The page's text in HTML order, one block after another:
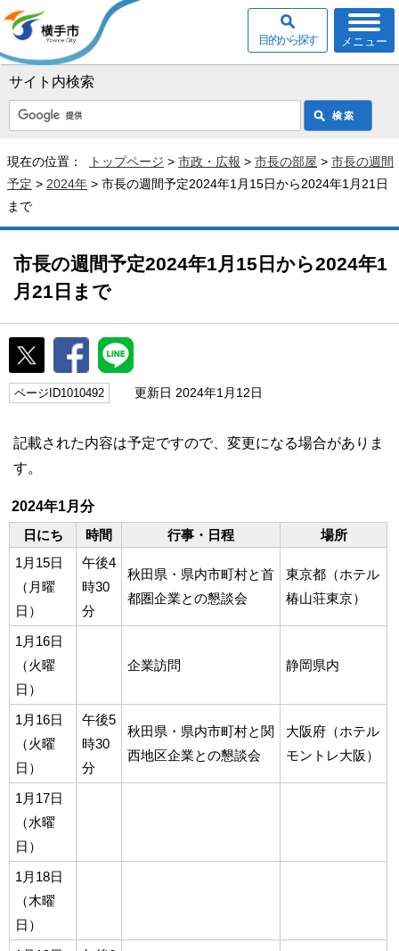
サイト内検索
メニュー
目的から探す
現在の位置： トップページ > 市政・広報 > 市長の部屋 > 市長の週間
予定 > 2024年 > 市長の週間予定2024年1月15日から2024年1月21日
まで
市長の週間予定2024年1月15日から2024年1
月21日まで
ページID1010492 更新日 2024年1月12日
記載された内容は予定ですので、変更になる場合がありま
す。
2024年1月分
日にち
時間 行事・日程
場所
1月15日
（月曜
日）
午後4
時30
分
秋田県・県内市町村と首
都圏企業との懇談会
東京都（ホテル
椿山荘東京）
1月16日
（火曜
日）
企業訪問 静岡県内
1月16日
（火曜
日）
午後5
時30
分
秋田県・県内市町村と関
西地区企業との懇談会
大阪府（ホテル
モントレ大阪）
1月17日
（水曜
日）
1月18日
（木曜
日）